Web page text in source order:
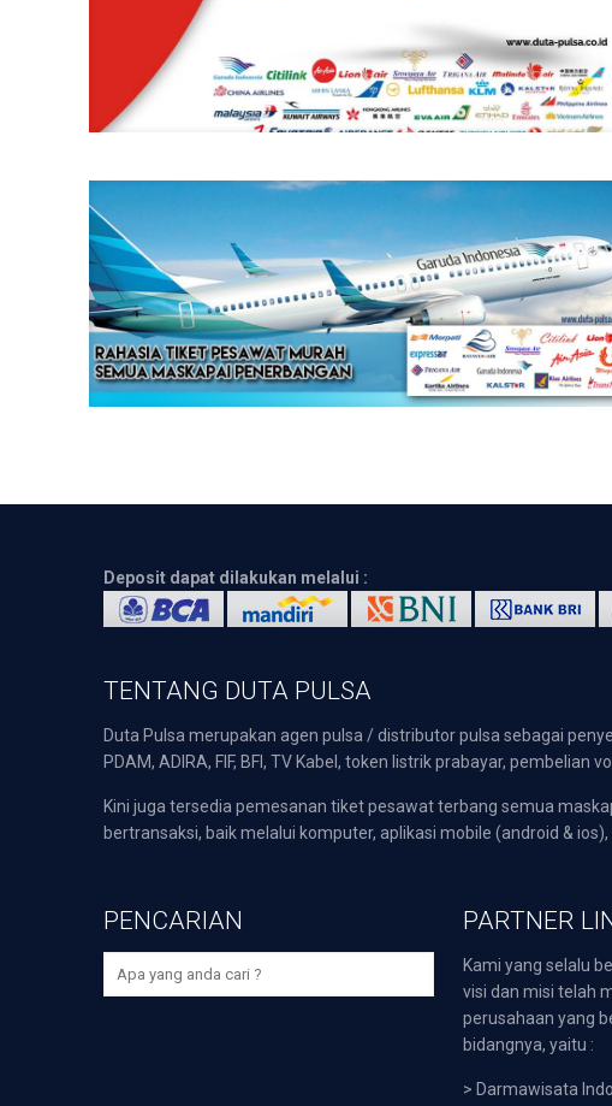
Deposit dapat dilakukan melalui :
TENTANG DUTA PULSA
Duta Pulsa merupakan agen pulsa / distributor pulsa sebagai
PDAM, ADIRA, FIF, BFI, TV Kabel, token listrik prabayar,
Kini juga tersedia pemesanan tiket pesawat terbang semua
bertransaksi, baik melalui komputer, aplikasi mobile (android &
PENCARIAN PARTNER
Kami yang selalu
visi dan misi telah
perusahaan yang
bidangnya, yaitu :
> Darmawisata